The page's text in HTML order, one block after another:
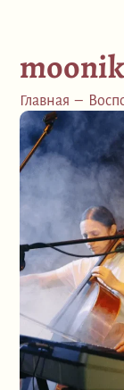
Главная –